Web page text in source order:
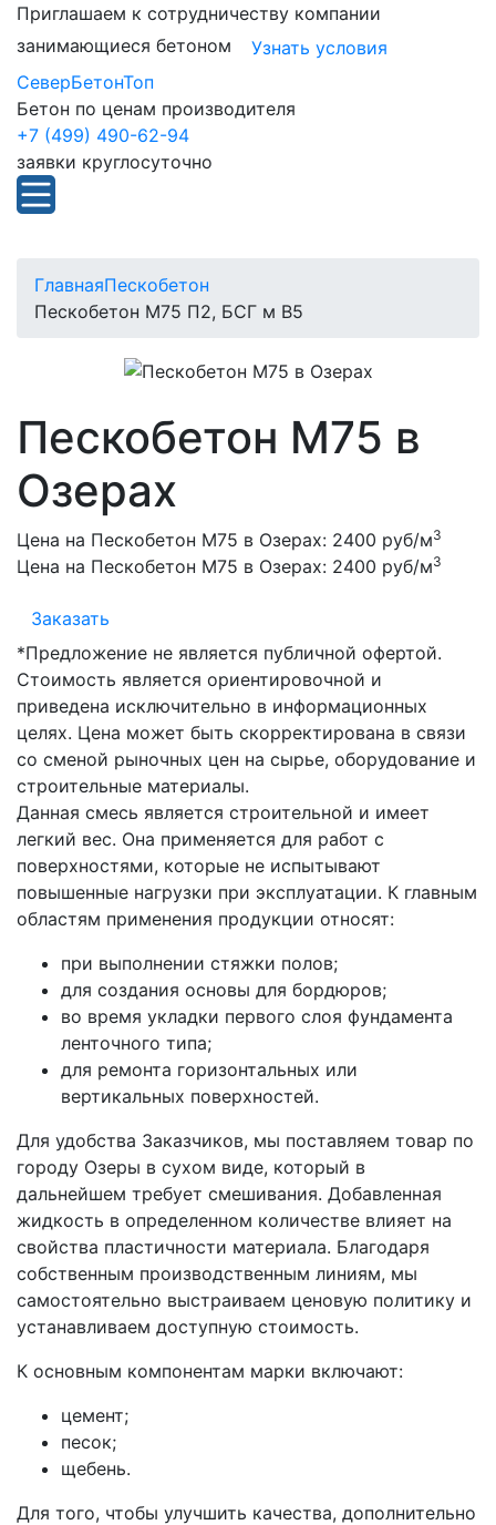
Приглашаем к сотрудничеству компании
занимающиеся бетоном
Узнать условия
СеверБетонТоп
Бетон по ценам производителя
+7 (499) 490-62-94
заявки круглосуточно
ГлавнаяПескобетон
Пескобетон М75 П2, БСГ м В5
Пескобетон М75 в
Озерах
Цена на Пескобетон М75 в Озерах: 2400 руб/м3
Цена на Пескобетон М75 в Озерах: 2400 руб/м3
Заказать
*Предложение не является публичной офертой.
Стоимость является ориентировочной и
приведена исключительно в информационных
целях. Цена может быть скорректирована в связи
со сменой рыночных цен на сырье, оборудование и
строительные материалы.
Данная смесь является строительной и имеет
легкий вес. Она применяется для работ с
поверхностями, которые не испытывают
повышенные нагрузки при эксплуатации. К главным
областям применения продукции относят:
при выполнении стяжки полов;
для создания основы для бордюров;
во время укладки первого слоя фундамента
ленточного типа;
для ремонта горизонтальных или
вертикальных поверхностей.
Для удобства Заказчиков, мы поставляем товар по
городу Озеры в сухом виде, который в
дальнейшем требует смешивания. Добавленная
жидкость в определенном количестве влияет на
свойства пластичности материала. Благодаря
собственным производственным линиям, мы
самостоятельно выстраиваем ценовую политику и
устанавливаем доступную стоимость.
К основным компонентам марки включают:
цемент;
песок;
щебень.
Для того, чтобы улучшить качества, дополнительно